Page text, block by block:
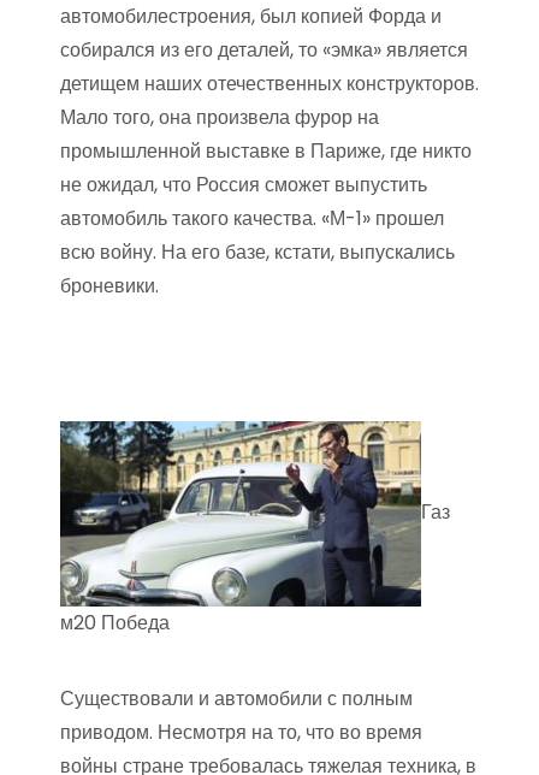
автомобилестроения, был копией Форда и
собирался из его деталей, то «эмка» является
детищем наших отечественных конструкторов.
Мало того, она произвела фурор на
промышленной выставке в Париже, где никто
не ожидал, что Россия сможет выпустить
автомобиль такого качества. «М-1» прошел
всю войну. На его базе, кстати, выпускались
броневики.
Газ
м20 Победа
Существовали и автомобили с полным
приводом. Несмотря на то, что во время
войны стране требовалась тяжелая техника, в